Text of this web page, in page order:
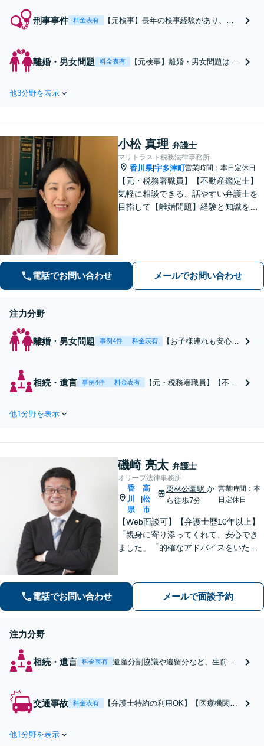
刑事事件 料金表有
【元検事】長年の検事経験があり、身
熟知しています。ご依頼者やその家族
の人生を守り、早期釈放と納得のいく
離婚・男女問題 料金表有
【元検事】離婚・男女問題は、
所では、ご依頼者の方の気持ち
提案して、迅速・的確な問題解
決を目指します。
他3分野を表示
小松 真理 弁護士
マリトラスト税務法律事務所
香川県|宇多津町営業時間：本日定休日
【元・税務署職員】【不動産鑑定士】
気軽に相談できる、話やすい弁護士を
目指して【離婚問題】経験と知識を駆
電話でお問い合わせ メールでお問い合わせ
注力分野
離婚・男女問題 事例4件 料金表有
【お子様連れも安心】
男女トラブルのあらゆ
相続・遺言 事例4件 料金表有
【元・税務署職員】【不動
トップでサポート。相続
とあらゆるフェーズのご相
談に対応します【駐車場あ
り】【電話・Web相談可】
他1分野を表示
磯崎 亮太 弁護士
オリーブ法律事務所
香
川
県
|
高
松
市
栗林公園駅 か
ら徒歩7分
営業時間：本
日定休日
【Web面談可】【弁護士歴10年以上】
「親身に寄り添ってくれて、安心でき
ました」「的確なアドバイスをいただ
い、解決の方針を考えてまいります
【栗林公園駅7分／駐車場あり】
電話でお問い合わせ メールで面談予約
注力分野
相続・遺言 料金表有
遺産分割協議や遺留分など、生前対
居人による使い込み」など、複雑な
交通事故 料金表有
【弁護士特約の利用OK】【医療機関と
他1分野を表示